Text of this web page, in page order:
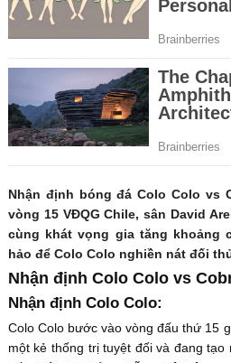
Nhận định bóng đá Colo Colo vs
vòng 15 VĐQG Chile, sân David
cùng khát vọng gia tăng khoảng
hảo để Colo Colo nghiền nát đối
Nhận định Colo Colo vs
Nhận định Colo Colo:
Colo Colo bước vào vòng đấu thứ 15
một kẻ thống trị tuyệt đối và đang